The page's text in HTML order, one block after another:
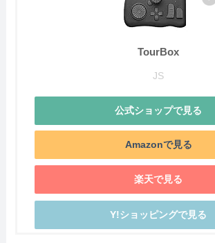
TourBox
JS
公式ショップで見る
Amazonで見る
楽天で見る
Y!ショッピングで見る